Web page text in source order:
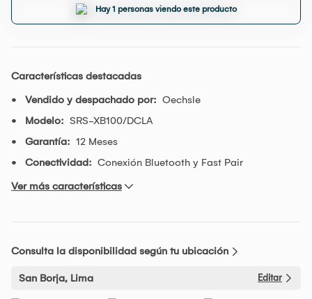
Hay 1 personas viendo este producto
Características destacadas
Vendido y despachado por: Oechsle
Modelo: SRS-XB100/DCLA
Garantía: 12 Meses
Conectividad: Conexión Bluetooth y Fast Pair
Ver más características
Consulta la disponibilidad según tu ubicación
San Borja, Lima Editar